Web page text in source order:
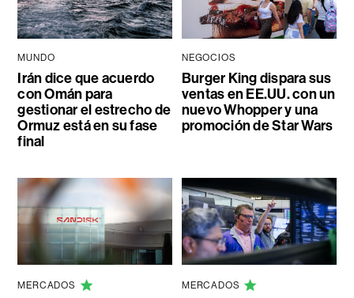
MUNDO
Irán dice que acuerdo
con Omán para
gestionar el estrecho de
Ormuz está en su fase
final
NEGOCIOS
Burger King dispara sus
ventas en EE.UU. con un
nuevo Whopper y una
promoción de Star Wars
MERCADOS MERCADOS